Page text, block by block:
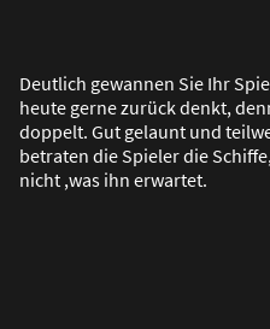
Deutlich gewannen Sie Ihr
heute gerne zurück denkt,
doppelt. Gut gelaunt und
betraten die Spieler die
nicht ,was ihn erwartet.